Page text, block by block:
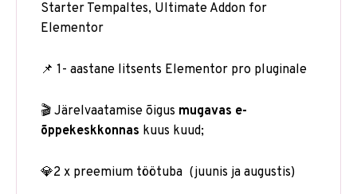
Starter Tempaltes, Ultimate Addon for
Elementor
📌 1- aastane litsents Elementor pro pluginale
🎬 Järelvaatamise õigus mugavas e-
õppekeskkonnas kuus kuud;
💎2 x preemium töötuba (juunis ja augustis)